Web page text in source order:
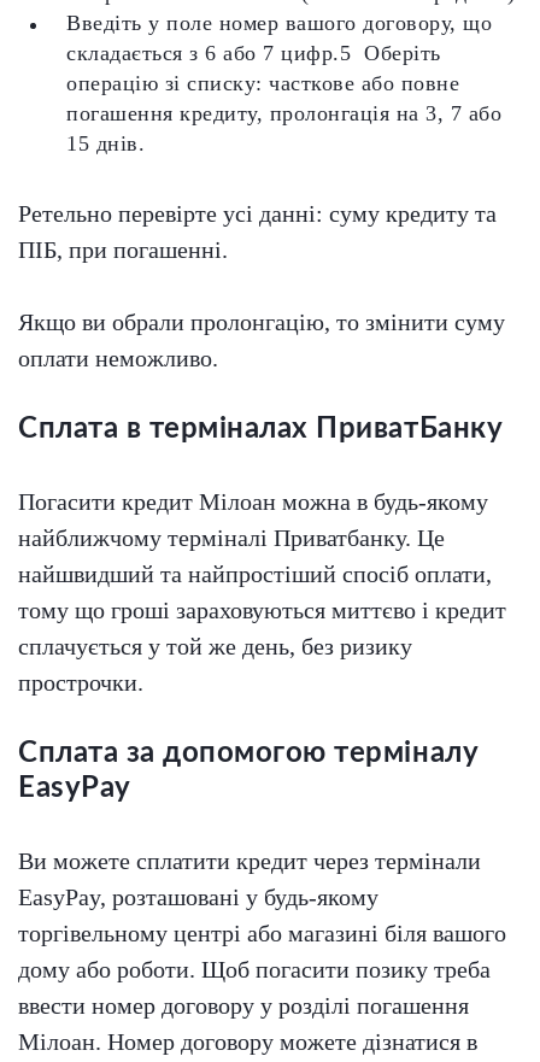
Введіть у поле номер вашого договору, що
складається з 6 або 7 цифр.5 Оберіть
операцію зі списку: часткове або повне
погашення кредиту, пролонгація на 3, 7 або
15 днів.
Ретельно перевірте усі данні: суму кредиту та
ПІБ, при погашенні.
Якщо ви обрали пролонгацію, то змінити суму
оплати неможливо.
Сплата в терміналах ПриватБанку
Погасити кредит Мілоан можна в будь-якому
найближчому терміналі Приватбанку. Це
найшвидший та найпростіший спосіб оплати,
тому що гроші зараховуються миттєво і кредит
сплачується у той же день, без ризику
прострочки.
Сплата за допомогою терміналу
EasyPay
Ви можете сплатити кредит через термінали
EasyPay, розташовані у будь-якому
торгівельному центрі або магазині біля вашого
дому або роботи. Щоб погасити позику треба
ввести номер договору у розділі погашення
Мілоан. Номер договору можете дізнатися в